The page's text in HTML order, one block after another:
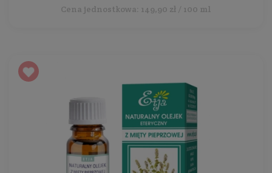
Cena jednostkowa: 149,90 zł / 100 ml